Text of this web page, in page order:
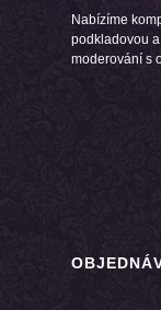
Nabízíme
podkladovou
moderování s